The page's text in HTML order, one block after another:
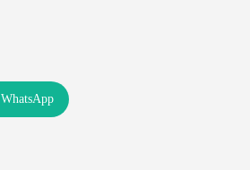
WhatsApp